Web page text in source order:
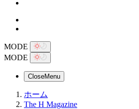
MODE
MODE
CloseMenu
ホーム
The H Magazine